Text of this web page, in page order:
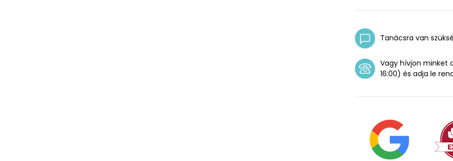
Tanácsra van
Vagy hívjon minket
16:00) és adja le